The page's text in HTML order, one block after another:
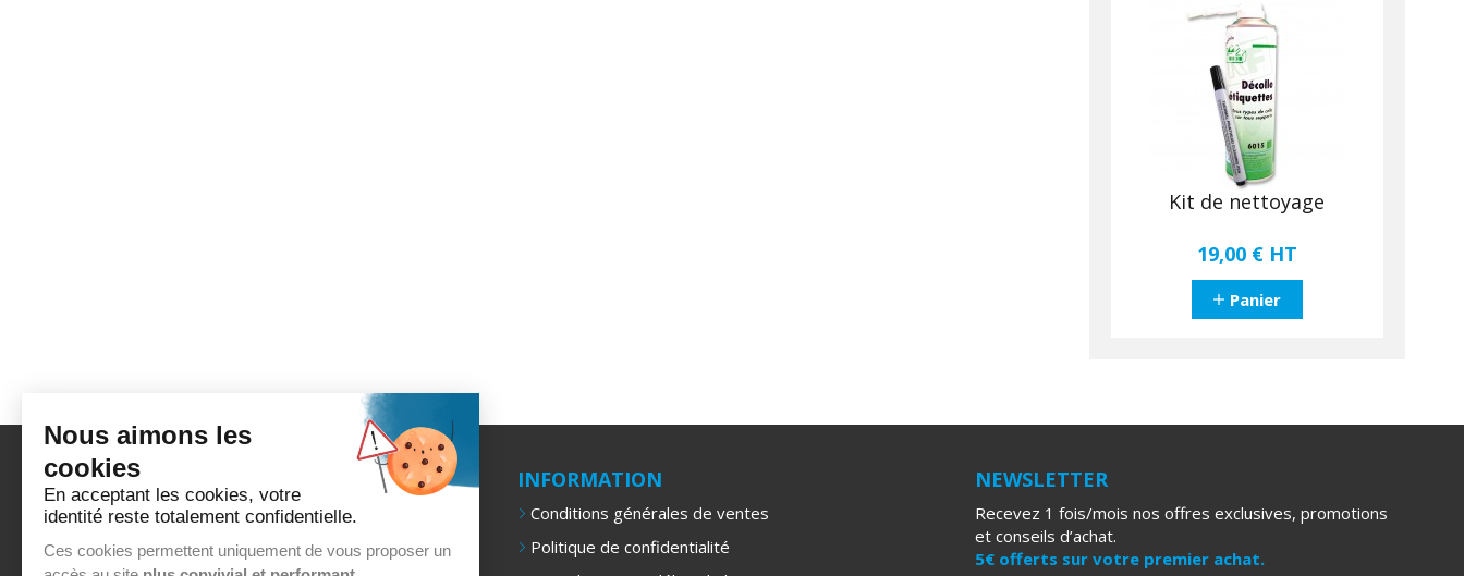
Kit de nettoyage
19,00 € HT
Panier
A PROPOS D'EUROPROCESS
Qui sommes-nous ?
Labels & RSE
INFORMATION
Conditions générales de ventes
Politique de confidentialité
NEWSLETTER
Recevez 1 fois/mois nos offres exclusives, promotions
et conseils d’achat.
5€ offerts sur votre premier achat.
Nous aimons les
cookies
En acceptant les cookies, votre
identité reste totalement confidentielle.
Ces cookies permettent uniquement de vous proposer un